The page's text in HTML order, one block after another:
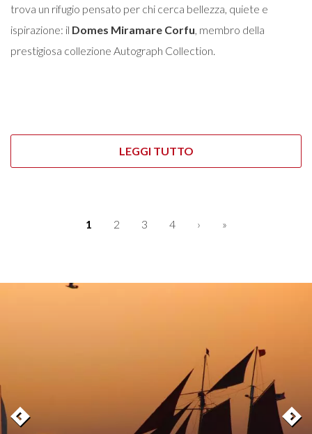
trova un rifugio pensato per chi cerca bellezza, quiete e
ispirazione: il Domes Miramare Corfu, membro della
prestigiosa collezione Autograph Collection.
LEGGI TUTTO
Pagina
1 Pagina
2 Pagina
3 Pagina
4
Pagina
›
Ultima
»